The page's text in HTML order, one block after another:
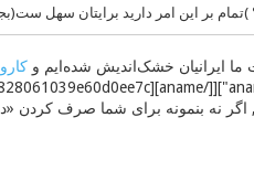
این امر دارید برایتان سهل
ایرانیان خشک‌اندیش شده‌ایم و
نه بنمونه برای شما صرف کردن